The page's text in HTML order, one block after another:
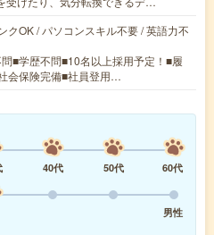
クOK / パソコンスキル不要 / 英語力不
■学歴不問■10名以上採用予定！■履
会保険完備■社員登用…
40代 50代
60代
男性